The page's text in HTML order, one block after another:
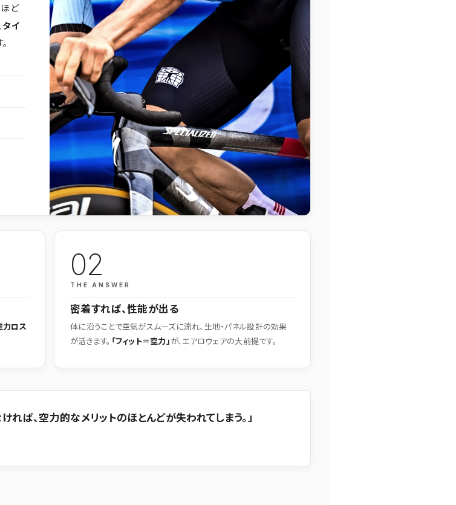
ど
イ
力ロス
02
THE ANSWER
密着すれば、性能が出る
体に沿うことで空気がスムーズに流れ、生地・パネル設計の効果
が活きます。 「フィット＝空力」が、エアロウェアの大前提です。
れば、空力的なメリットのほとんどが失われてしまう。」